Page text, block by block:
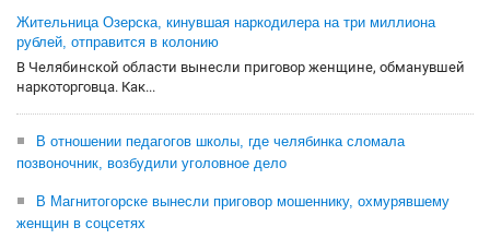
Жительница Озерска, кинувшая наркодилера на три миллиона
рублей, отправится в колонию
В Челябинской области вынесли приговор женщине, обманувшей
наркоторговца. Как...
В отношении педагогов школы, где челябинка сломала
позвоночник, возбудили уголовное дело
В Магнитогорске вынесли приговор мошеннику, охмурявшему
женщин в соцсетях